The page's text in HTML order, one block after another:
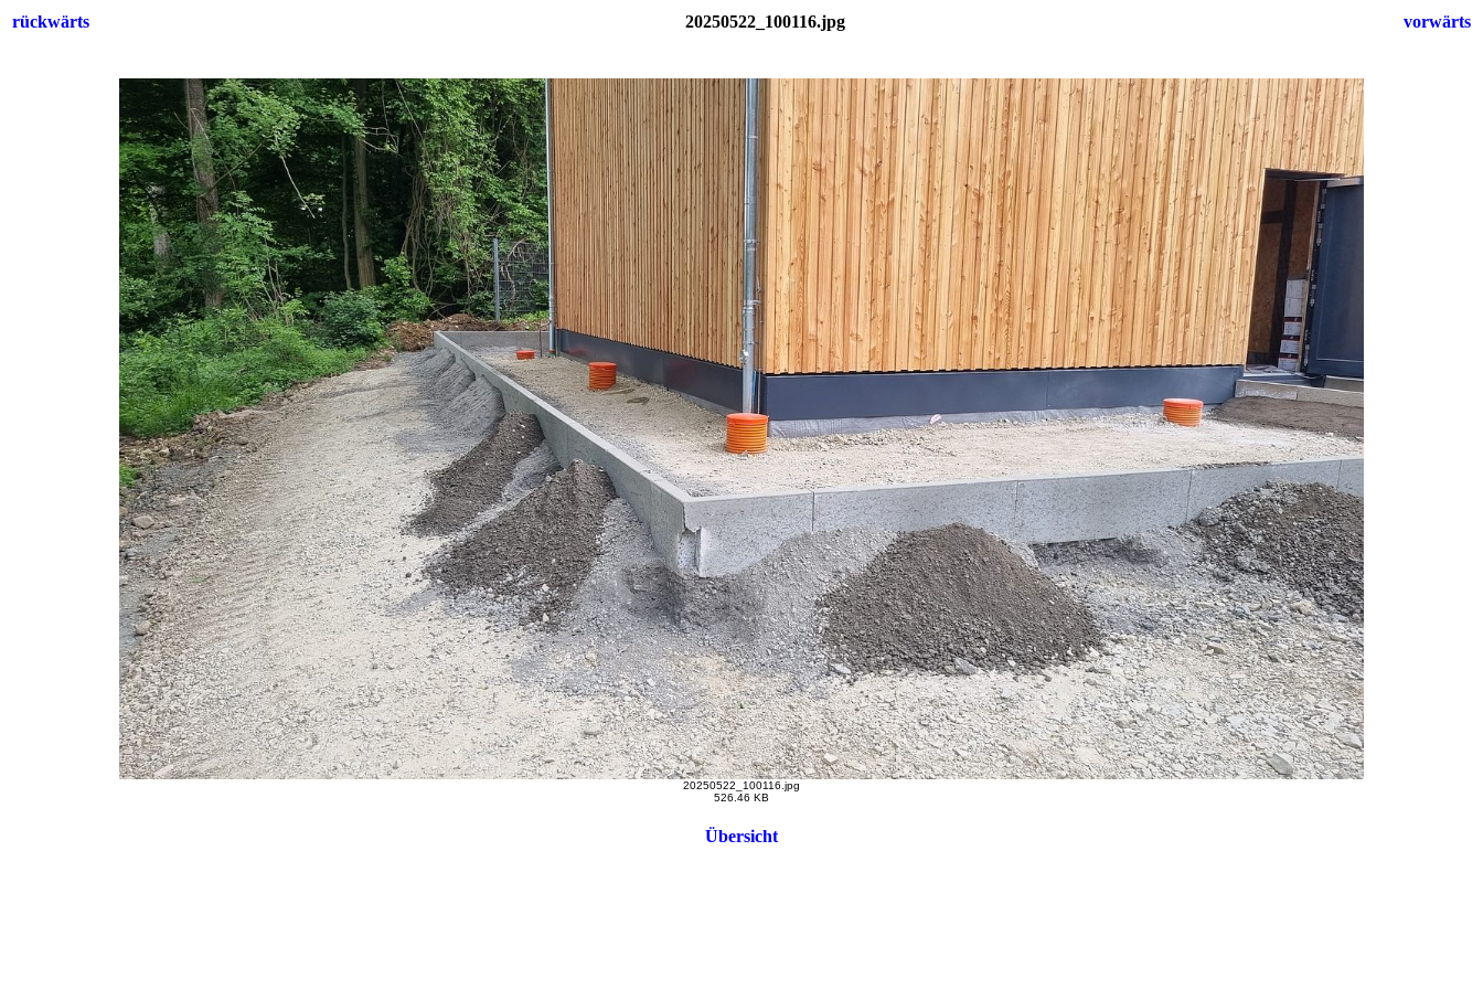
rückwärts 20250522_100116.jpg vorwärts
20250522_100116.jpg
526.46 KB
Übersicht